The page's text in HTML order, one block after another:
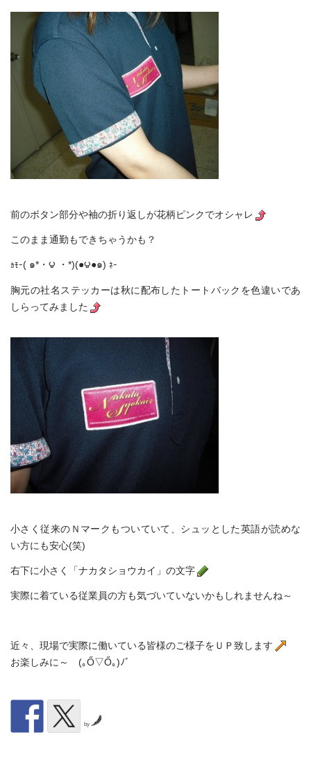
前のボタン部分や袖の折り返しが花柄ピンクでオシャレ
このまま通勤もできちゃうかも？
ｶﾓｰ( ๑*・౪ ・*)(●౪●๑) ﾈｰ
胸元の社名ステッカーは秋に配布したトートバックを色違いであ
しらってみました
小さく従来のＮマークもついていて、シュッとした英語が読めな
い方にも安心(笑)
右下に小さく「ナカタショウカイ」の文字
実際に着ている従業員の方も気づいていないかもしれませんね～
近々、現場で実際に働いている皆様のご様子をＵＰ致します
お楽しみに～ (｡Ő▽Ő｡)ﾉﾞ
by